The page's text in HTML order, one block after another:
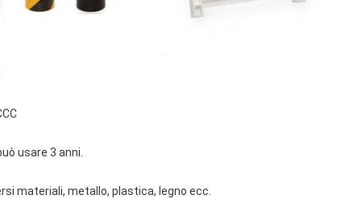
usare 3 anni.
materiali, metallo, plastica, legno ecc.